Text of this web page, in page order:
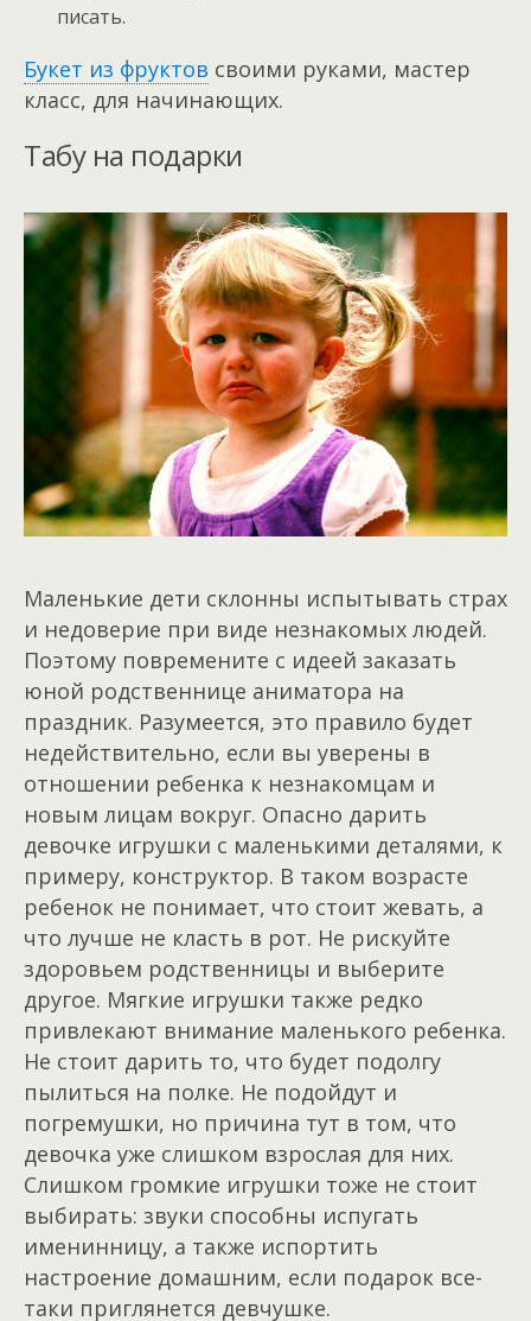
писать.
Букет из фруктов своими руками, мастер
класс, для начинающих.
Табу на подарки
Маленькие дети склонны испытывать страх
и недоверие при виде незнакомых людей.
Поэтому повремените с идеей заказать
юной родственнице аниматора на
праздник. Разумеется, это правило будет
недействительно, если вы уверены в
отношении ребенка к незнакомцам и
новым лицам вокруг. Опасно дарить
девочке игрушки с маленькими деталями, к
примеру, конструктор. В таком возрасте
ребенок не понимает, что стоит жевать, а
что лучше не класть в рот. Не рискуйте
здоровьем родственницы и выберите
другое. Мягкие игрушки также редко
привлекают внимание маленького ребенка.
Не стоит дарить то, что будет подолгу
пылиться на полке. Не подойдут и
погремушки, но причина тут в том, что
девочка уже слишком взрослая для них.
Слишком громкие игрушки тоже не стоит
выбирать: звуки способны испугать
именинницу, а также испортить
настроение домашним, если подарок все-
таки приглянется девчушке.